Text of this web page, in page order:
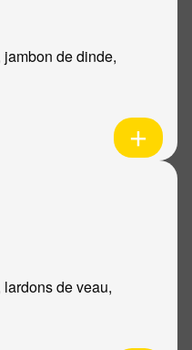
de dinde,
de veau,